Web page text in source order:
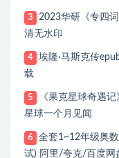
3
2023华研《专四
清无水印
4
埃隆·马斯克传
载
5
《果克星球奇遇
星球一个月见闻
6
全套1~12年级奥
试) 阿里/夸克/百度网